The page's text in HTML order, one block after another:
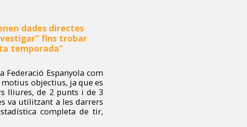
dades directes
fins trobar
temporada”
Federació Espanyola com
objectius, ja que es
lliures, de 2 punts i de 3
va utilitzant a les darrers
completa de tir,